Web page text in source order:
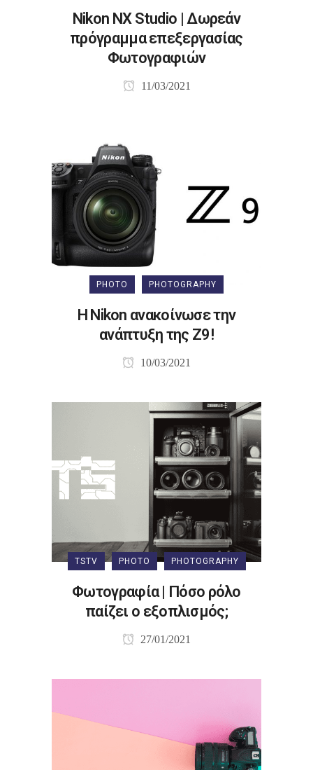
Nikon NX Studio | Δωρεάν
πρόγραμμα επεξεργασίας
Φωτογραφιών
11/03/2021
PHOTO PHOTOGRAPHY
Η Nikon ανακοίνωσε την
ανάπτυξη της Z9!
10/03/2021
TSTV PHOTO PHOTOGRAPHY
Φωτογραφία | Πόσο ρόλο
παίζει ο εξοπλισμός;
27/01/2021